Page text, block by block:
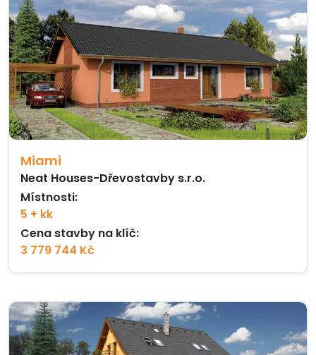
Miami
Neat Houses-Dřevostavby s.r.o.
Místnosti:
5 + kk
Cena stavby na klíč:
3 779 744 Kč